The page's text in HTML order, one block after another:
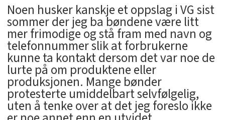
Noen husker kanskje et oppslag i VG sist
sommer der jeg ba bøndene være litt
mer frimodige og stå fram med navn og
telefonnummer slik at forbrukerne
kunne ta kontakt dersom det var noe de
lurte på om produktene eller
produksjonen. Mange bønder
protesterte umiddelbart selvfølgelig,
uten å tenke over at det jeg foreslo ikke